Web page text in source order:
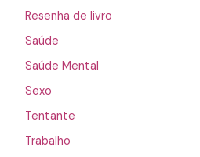
Resenha de livro
Saúde
Saúde Mental
Sexo
Tentante
Trabalho